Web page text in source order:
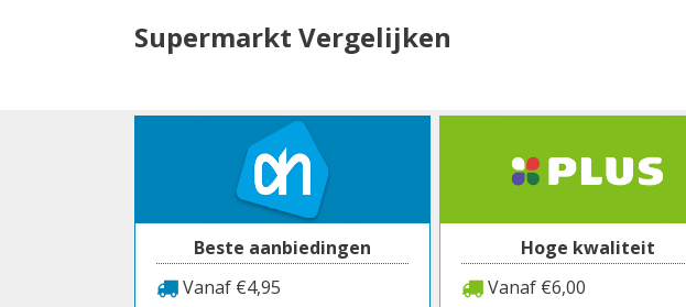
Supermarkt Vergelijken
Beste aanbiedingen
Vanaf €4,95
Hoge kwaliteit
Vanaf €6,00